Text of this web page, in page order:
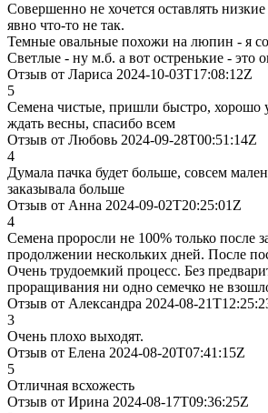
Совершенно не хочется оставлять
явно что-то не так.
Темные овальные похожи на люпин - я
Светлые - ну м.б. а вот остренькие - это
Отзыв от Лариса 2024-10-03T17:08:12Z
5
Семена чистые, пришли быстро, хорошо
ждать весны, спасибо всем
Отзыв от Любовь 2024-09-28T00:51:14Z
4
Думала пачка будет больше, совсем
заказывала больше
Отзыв от Анна 2024-09-02T20:25:01Z
4
Семена проросли не 100% только после
продолжении нескольких дней. После
Очень трудоемкий процесс. Без
проращивания ни одно семечко не
Отзыв от Александра 2024-08-
3
Очень плохо выходят.
Отзыв от Елена 2024-08-20T07:41:15Z
5
Отличная всхожесть
Отзыв от Ирина 2024-08-17T09:36:25Z